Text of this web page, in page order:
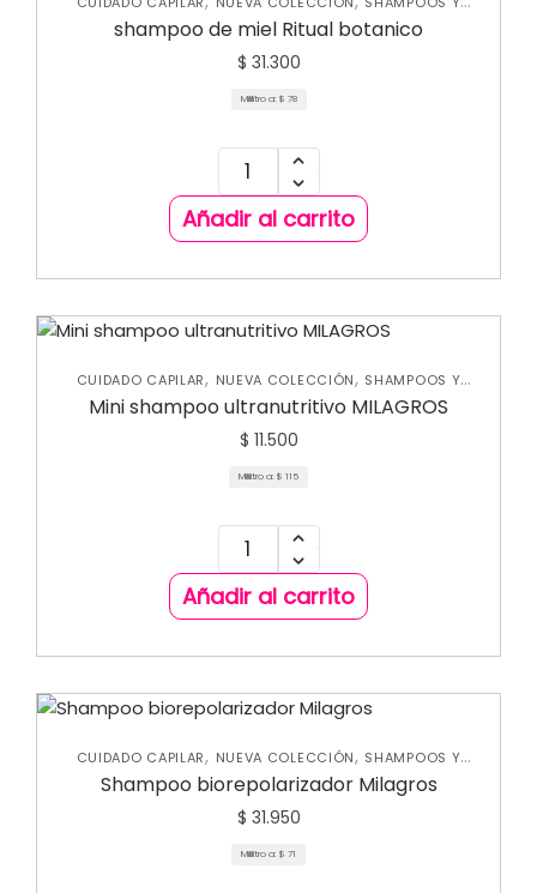
ACONDICIONADORES
shampoo de miel Ritual botanico
$ 31.300
Mililitro a: $ 78
Añadir al carrito
CUIDADO CAPILAR, NUEVA COLECCIÓN, SHAMPOOS Y
ACONDICIONADORES
Mini shampoo ultranutritivo MILAGROS
$ 11.500
Mililitro a: $ 115
Añadir al carrito
CUIDADO CAPILAR, NUEVA COLECCIÓN, SHAMPOOS Y
ACONDICIONADORES
Shampoo biorepolarizador Milagros
$ 31.950
Mililitro a: $ 71